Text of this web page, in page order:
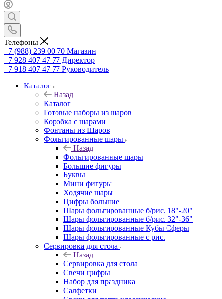
Телефоны
+7 (988) 239 00 70 Магазин
+7 928 407 47 77 Директор
+7 918 407 47 77 Руководитель
Каталог
Назад
Каталог
Готовые наборы из шаров
Коробка с шарами
Фонтаны из Шаров
Фольгированные шары
Назад
Фольгированные шары
Большие фигуры
Буквы
Мини фигуры
Ходячие шары
Цифры большие
Шары фольгированные б/рис. 18"-20"
Шары фольгированные б/рис. 32"-36"
Шары фольгированные Кубы Сферы
Шары фольгированные с рис.
Сервировка для стола
Назад
Сервировка для стола
Свечи цифры
Набор для праздника
Салфетки